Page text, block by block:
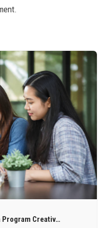
Program Creativ…